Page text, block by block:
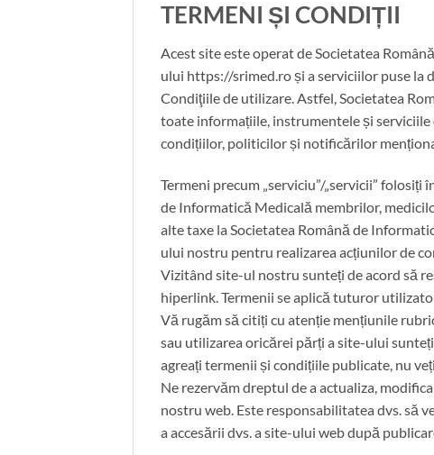
TERMENI ȘI CONDIȚII
Acest site este operat de Societatea
ului https://srimed.ro și a serviciilor puse la
Condiţiile de utilizare. Astfel, Societatea
toate informațiile, instrumentele și
condițiilor, politicilor și notificărilor
Termeni precum „serviciu”/„servicii”
de Informatică Medicală membrilor,
alte taxe la Societatea Română de
ului nostru pentru realizarea acțiunilor de
Vizitând site-ul nostru sunteți de acord să
hiperlink. Termenii se aplică tuturor
Vă rugăm să citiți cu atenție mențiunile
sau utilizarea oricărei părți a site-ului
agreați termenii și condițiile publicate, nu
Ne rezervăm dreptul de a actualiza,
nostru web. Este responsabilitatea dvs. să
a accesării dvs. a site-ului web după